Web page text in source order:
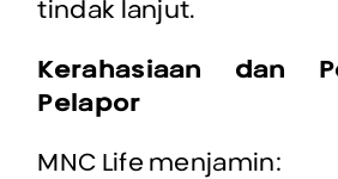
tindak lanjut.
Kerahasiaan dan
Pelapor
MNC Life menjamin: